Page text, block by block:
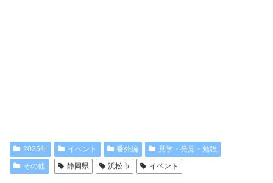
2025年 イベント 番外編
見学・発見・勉強
その他
静岡県 浜松市 イベント